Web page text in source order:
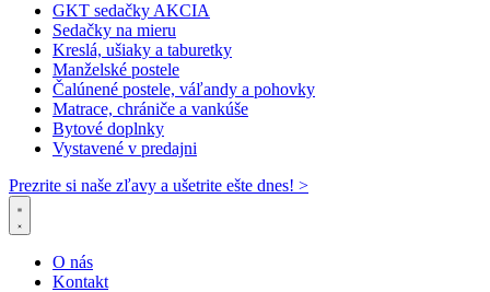
GKT sedačky AKCIA
Sedačky na mieru
Kreslá, ušiaky a taburetky
Manželské postele
Čalúnené postele, váľandy a pohovky
Matrace, chrániče a vankúše
Bytové doplnky
Vystavené v predajni
Prezrite si naše zľavy a ušetrite ešte dnes! >​
O nás
Kontakt